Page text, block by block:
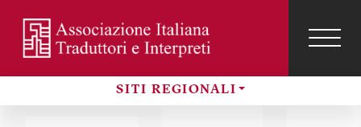
contenuto
principale
Sezioni
SITI REGIONALI
profilo
utente